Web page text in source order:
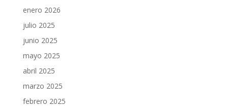
enero 2026
julio 2025
junio 2025
mayo 2025
abril 2025
marzo 2025
febrero 2025